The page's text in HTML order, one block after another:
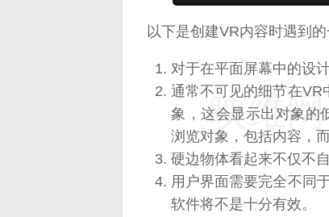
以下是创建VR内容时遇到的
对于在平面屏幕中的设
通常不可见的细节在VR
象，这会显示出对象的
浏览对象，包括内容，
硬边物体看起来不仅不
用户界面需要完全不同
软件将不是十分有效。
映维